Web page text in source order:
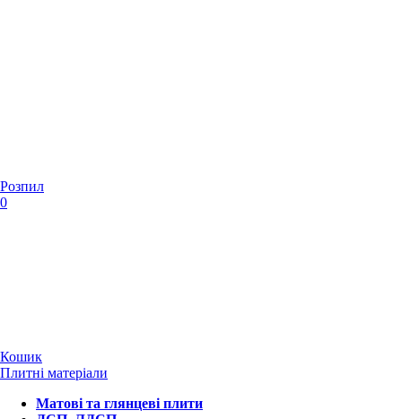
Розпил
0
Кошик
Плитні матеріали
Матові та глянцеві плити